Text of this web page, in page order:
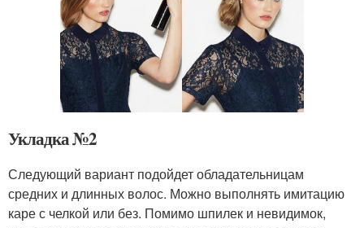
Укладка №2
Следующий вариант подойдет обладательницам
средних и длинных волос. Можно выполнять имитацию
каре с челкой или без. Помимо шпилек и невидимок,